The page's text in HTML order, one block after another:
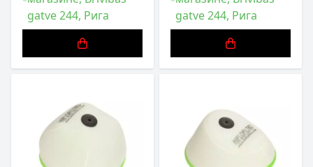
gatve 244, Рига
gatve 244, Рига